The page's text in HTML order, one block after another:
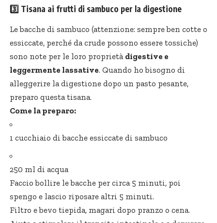
3️⃣ Tisana ai frutti di sambuco per la digestione
Le bacche di sambuco (attenzione: sempre ben cotte o
essiccate, perché da crude possono essere tossiche)
sono note per le loro proprietà digestive e
leggermente lassative. Quando ho bisogno di
alleggerire la digestione dopo un pasto pesante,
preparo questa tisana.
Come la preparo:
1 cucchiaio di bacche essiccate di sambuco
250 ml di acqua
Faccio bollire le bacche per circa 5 minuti, poi
spengo e lascio riposare altri 5 minuti.
Filtro e bevo tiepida, magari dopo pranzo o cena.